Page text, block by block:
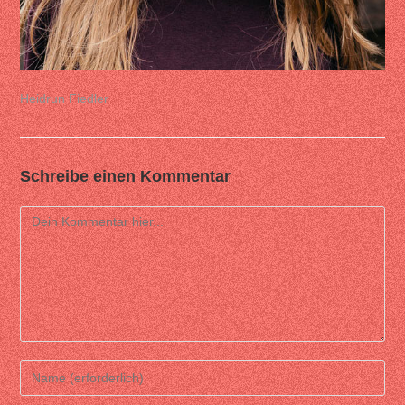
Heidrun Fiedler
Schreibe einen Kommentar
Comment
Enter
your